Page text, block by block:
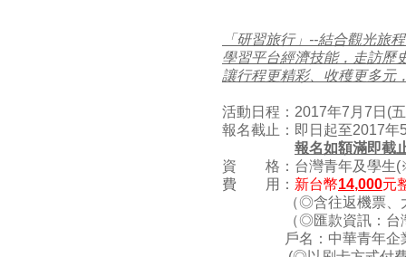
「研習旅行」--結合觀光旅
學習平台經濟技能，走訪歷
讓行程更精彩、收穫更多元
活動日程：2017年7月7日(
報名截止：即日起至2017年
報名如額滿即截
資 格：台灣青年及學生
費 用： 新台幣14,000元
（◎含往返機票
（◎匯款資訊：
戶名：中華青年